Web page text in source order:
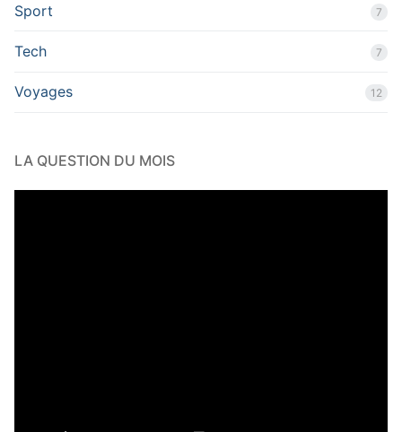
Sport 7
Tech 7
Voyages 12
LA QUESTION DU MOIS